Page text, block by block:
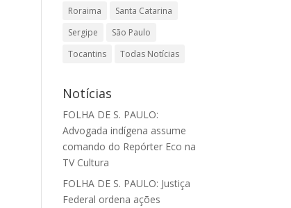
Roraima
Santa Catarina
Sergipe
São Paulo
Tocantins
Todas Notícias
Notícias
FOLHA DE S. PAULO:
Advogada indígena assume
comando do Repórter Eco na
TV Cultura
FOLHA DE S. PAULO: Justiça
Federal ordena ações